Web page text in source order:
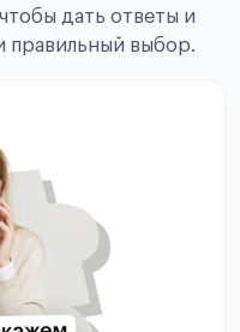
дать ответы и
правильный выбор.